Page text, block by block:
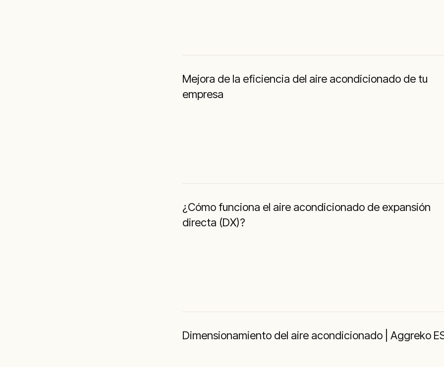
Mejora de la eficiencia del aire acondicionado de tu
empresa
¿Cómo funciona el aire acondicionado de expansión
directa (DX)?
Dimensionamiento del aire acondicionado | Aggreko